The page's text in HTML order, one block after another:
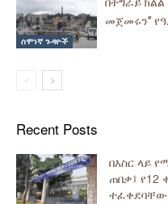
ሰሞነኛ ጉዳዮች
መጀመሩን”
Recent Posts
በእስር ላይ
ጠበቃ፤
ተፈቀደባቸው